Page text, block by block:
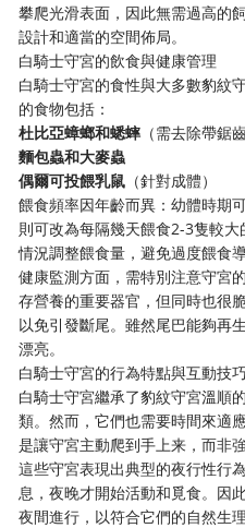
攀爬光滑表面，因此無需過高的
設計和適當的空間佈局。
白騎士守宮的飲食與健康管理
白騎士守宮的食性與大多數豹紋
的食物包括：
杜比亞蟑螂和蟋蟀 （需去除帶鋸
麵包蟲和大麥蟲
偶爾可投餵乳鼠 （針對成體）
餵食頻率因年齡而異：幼體時期
則可改為每隔幾天餵食2-3隻較
情況調整餵食量，避免過度餵食導
健康監測方面，需特別注意守宮
存營養的重要器官，但同時也很
以免引發斷尾。雖然尾巴能夠再
漂亮。
白騎士守宮的行為特點與互動技
白騎士守宮繼承了豹紋守宮溫順
類。然而，它們也需要時間來適
是讓守宮主動爬到手上来，而非強
這些守宮表現出典型的夜行性行
息，夜晚才開始活動和覓食。因
夜間進行，以符合它們的自然生理